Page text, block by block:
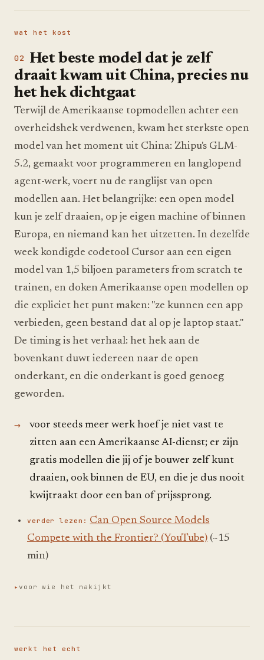
wat het kost
Het beste model dat je zelf
draait kwam uit China, precies nu
het hek dichtgaat
Terwijl de Amerikaanse topmodellen achter een
overheidshek verdwenen, kwam het sterkste open
model van het moment uit China: Zhipu's GLM-
5.2, gemaakt voor programmeren en langlopend
agent-werk, voert nu de ranglijst van open
modellen aan. Het belangrijke: een open model
kun je zelf draaien, op je eigen machine of binnen
Europa, en niemand kan het uitzetten. In dezelfde
week kondigde codetool Cursor aan een eigen
model van 1,5 biljoen parameters from scratch te
trainen, en doken Amerikaanse open modellen op
die expliciet het punt maken: "ze kunnen een app
verbieden, geen bestand dat al op je laptop staat."
De timing is het verhaal: het hek aan de
bovenkant duwt iedereen naar de open
onderkant, en die onderkant is goed genoeg
geworden.
voor steeds meer werk hoef je niet vast te
zitten aan een Amerikaanse AI-dienst; er zijn
gratis modellen die jij of je bouwer zelf kunt
draaien, ook binnen de EU, en die je dus nooit
kwijtraakt door een ban of prijssprong.
verder lezen: Can Open Source Models
Compete with the Frontier? (YouTube) (~15
min)
voor wie het nakijkt
werkt het echt